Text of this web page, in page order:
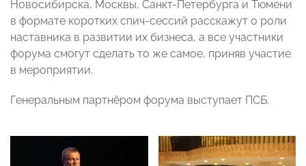
Новосибирска, Москвы, Санкт-Петербурга и Тюмени
в формате коротких спич-сессий расскажут о роли
наставника в развитии их бизнеса, а все участники
форума смогут сделать то же самое, приняв участие
в мероприятии.
Генеральным партнёром форума выступает ПСБ.